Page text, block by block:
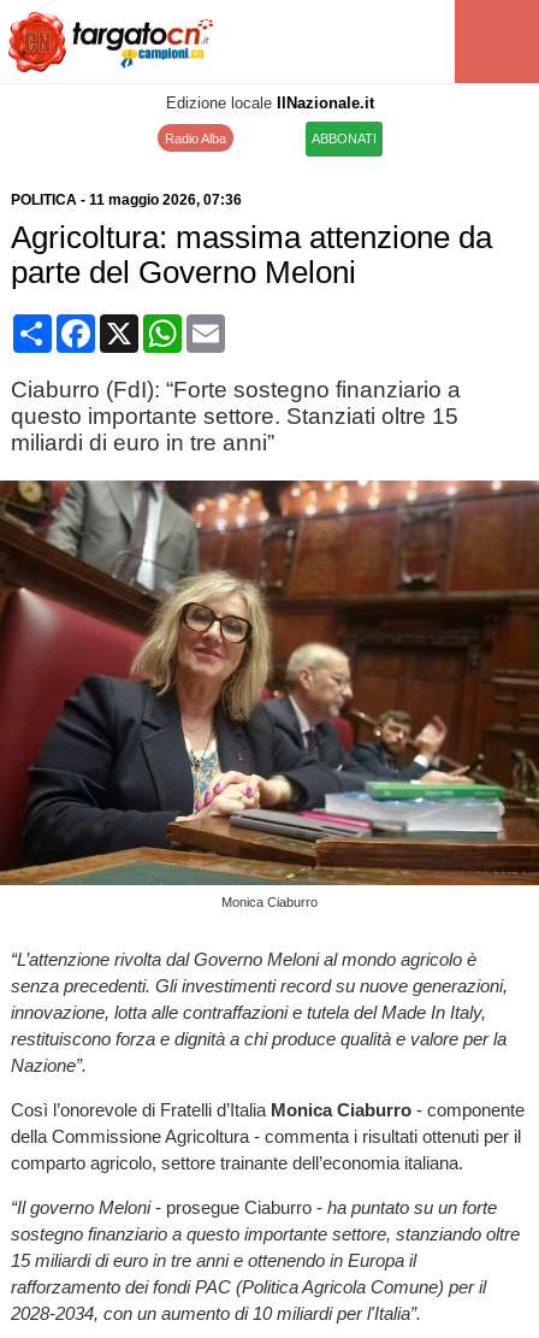
Edizione locale IlNazionale.it
Radio Alba ABBONATI
POLITICA- 11 maggio 2026, 07:36
Agricoltura: massima attenzione da
parte del Governo Meloni
CondividiFacebook
X WhatsApp
Email
Ciaburro (FdI): “Forte sostegno finanziario a
questo importante settore. Stanziati oltre 15
miliardi di euro in tre anni”
Monica Ciaburro
“L’attenzione rivolta dal Governo Meloni al mondo agricolo è
senza precedenti. Gli investimenti record su nuove generazioni,
innovazione, lotta alle contraffazioni e tutela del Made In Italy,
restituiscono forza e dignità a chi produce qualità e valore per la
Nazione”.
Così l’onorevole di Fratelli d’Italia Monica Ciaburro- componente
della Commissione Agricoltura - commenta i risultati ottenuti per il
comparto agricolo, settore trainante dell’economia italiana.
“Il governo Meloni- prosegue Ciaburro - ha puntato su un forte
sostegno finanziario a questo importante settore, stanziando oltre
15 miliardi di euro in tre anni e ottenendo in Europa il
rafforzamento dei fondi PAC (Politica Agricola Comune) per il
2028-2034, con un aumento di 10 miliardi per l'Italia”.